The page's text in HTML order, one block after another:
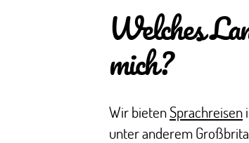
Welches
mich?
Wir bietenSprachreisen
unter anderem